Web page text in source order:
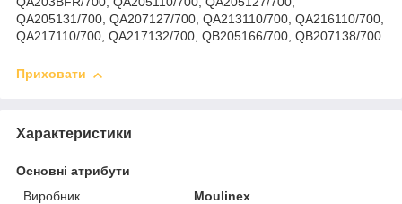
QA205131/700, QA207127/700, QA213110/700, QA216110/700,
QA217110/700, QA217132/700, QB205166/700, QB207138/700
Приховати
Характеристики
Основні атрибути
Виробник
Moulinex